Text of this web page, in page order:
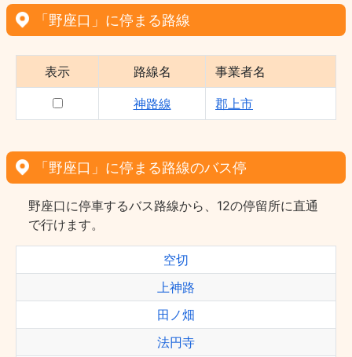
「野座口」に停まる路線
表示 路線名 事業者名
神路線 郡上市
「野座口」に停まる路線のバス停
野座口に停車するバス路線から、12の停留所に直通
で行けます。
空切
上神路
田ノ畑
法円寺